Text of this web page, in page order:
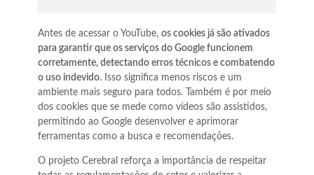
Antes de acessar o YouTube, os cookies já são ativados
para garantir que os serviços do Google funcionem
corretamente, detectando erros técnicos e combatendo
o uso indevido.Isso significa menos riscos e um
ambiente mais seguro para todos. Também é por meio
dos cookies que se mede como vídeos são assistidos,
permitindo ao Google desenvolver e aprimorar
ferramentas como a busca e recomendações.
O projeto Cerebral reforça a importância de respeitar